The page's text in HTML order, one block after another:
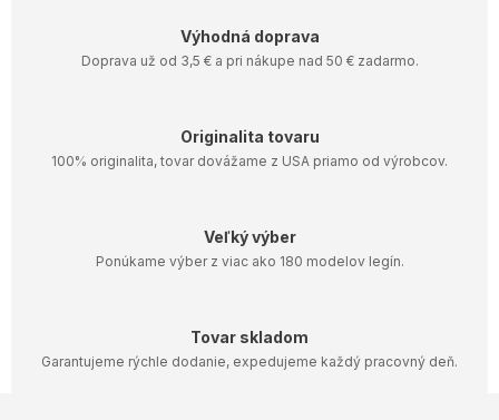
i
s
u
Výhodná doprava
Doprava už od 3,5 € a pri nákupe nad 50 € zadarmo.
Originalita tovaru
100% originalita, tovar dovážame z USA priamo od výrobcov.
Veľký výber
Ponúkame výber z viac ako 180 modelov legín.
Tovar skladom
Garantujeme rýchle dodanie, expedujeme každý pracovný deň.